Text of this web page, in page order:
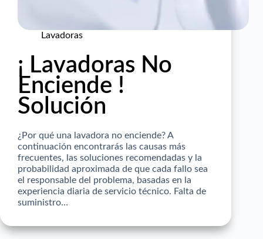
Lavadoras
¡ Lavadoras No
Enciende !
Solución
¿Por qué una lavadora no enciende? A
continuación encontrarás las causas más
frecuentes, las soluciones recomendadas y la
probabilidad aproximada de que cada fallo sea
el responsable del problema, basadas en la
experiencia diaria de servicio técnico. Falta de
suministro…